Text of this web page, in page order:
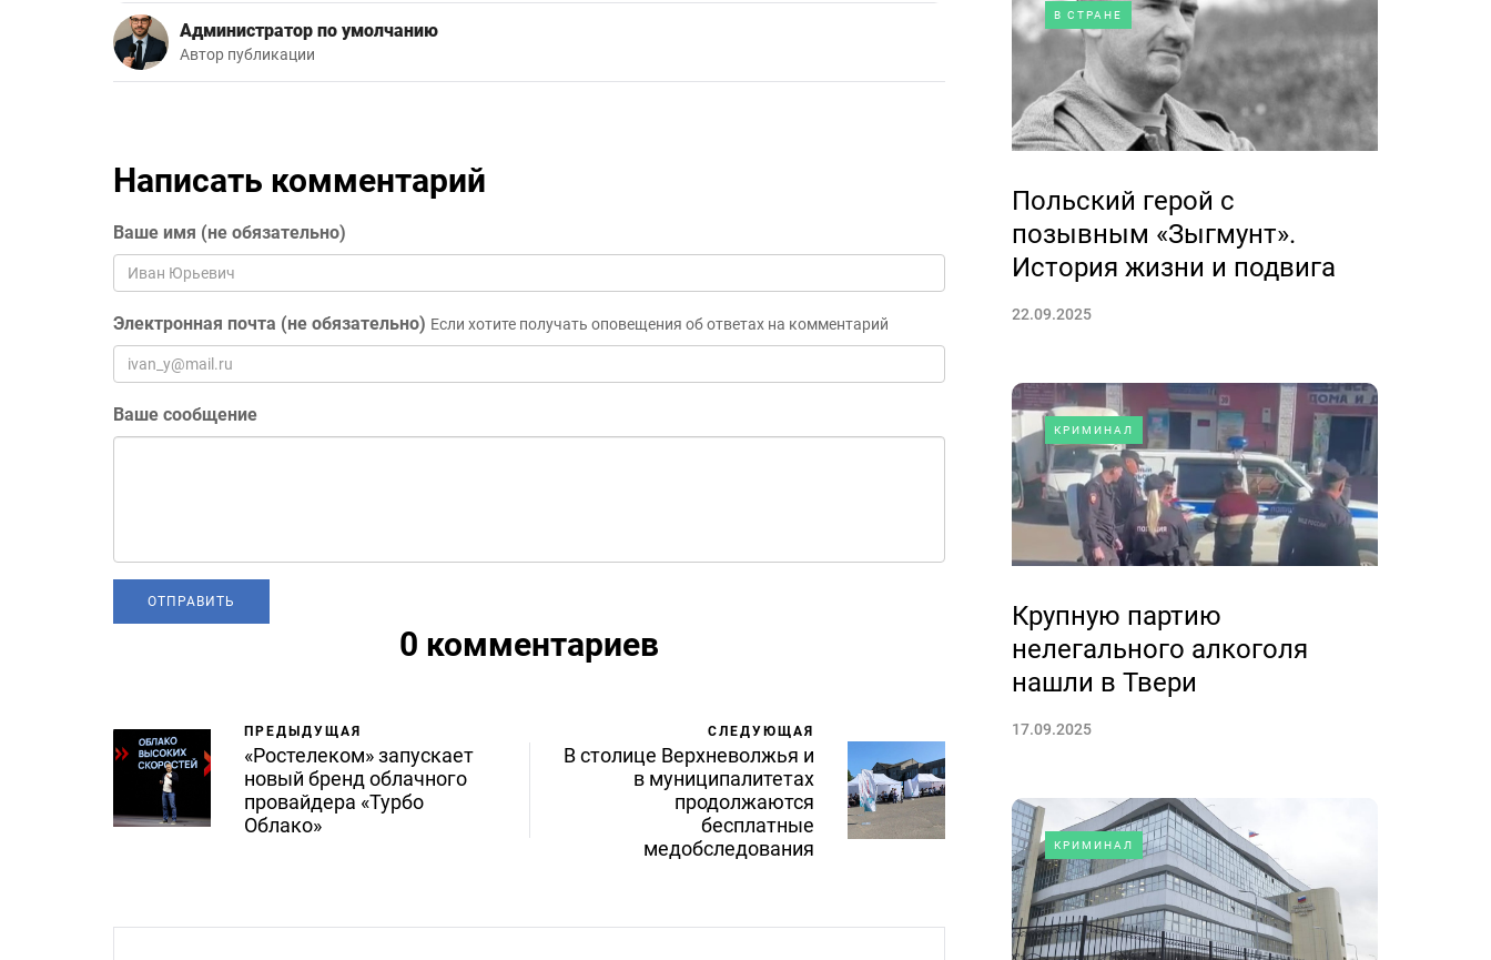
Администратор по умолчанию
Автор публикации
Написать комментарий
Ваше имя (не обязательно)
Электронная почта (не обязательно) Если хотите получать оповещения об ответах на комментарий
Ваше сообщение
0 комментариев
ПРЕДЫДУЩАЯ
«Ростелеком» запускает
новый бренд облачного
провайдера «Турбо
Облако»
СЛЕДУЮЩАЯ
В столице Верхневолжья и
в муниципалитетах
продолжаются
бесплатные
медобследования
В СТРАНЕ
Польский герой с
позывным «Зыгмунт».
История жизни и подвига
22.09.2025
КРИМИНАЛ
Крупную партию
нелегального алкоголя
нашли в Твери
17.09.2025
КРИМИНАЛ